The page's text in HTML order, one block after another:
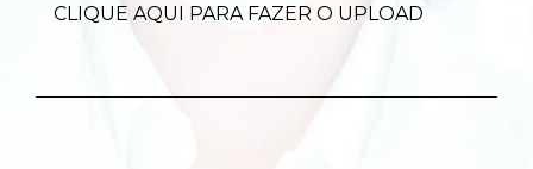
CLIQUE AQUI PARA FAZER O UPLOAD